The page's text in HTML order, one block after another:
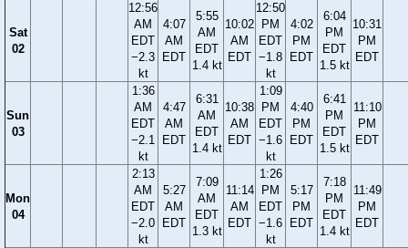
Sat
02
12:56
AM
EDT
−2.3
kt
4:07
AM
EDT
5:55
AM
EDT
1.4 kt
10:02
AM
EDT
12:50
PM
EDT
−1.8
kt
4:02
PM
EDT
6:04
PM
EDT
1.5 kt
10:31
PM
EDT
Sun
03
1:36
AM
EDT
−2.1
kt
4:47
AM
EDT
6:31
AM
EDT
1.4 kt
10:38
AM
EDT
1:09
PM
EDT
−1.6
kt
4:40
PM
EDT
6:41
PM
EDT
1.5 kt
11:10
PM
EDT
Mon
04
2:13
AM
EDT
−2.0
kt
5:27
AM
EDT
7:09
AM
EDT
1.3 kt
11:14
AM
EDT
1:26
PM
EDT
−1.6
kt
5:17
PM
EDT
7:18
PM
EDT
1.4 kt
11:49
PM
EDT